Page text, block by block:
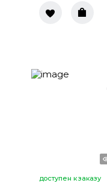
доступен к заказу